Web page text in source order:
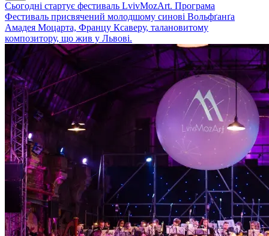
Сьогодні стартує фестиваль LvivMozArt. Програма
Фестиваль присвячений молодшому синові Вольфґанґа
Амадея Моцарта, Францу Ксаверу, талановитому
композитору, що жив у Львові.